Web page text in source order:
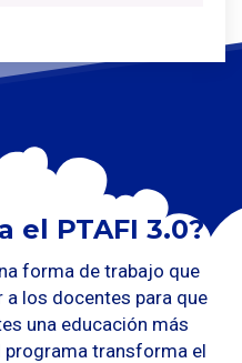
el PTAFI 3.0?
forma de trabajo que
a los docentes para que
una educación más
programa transforma el